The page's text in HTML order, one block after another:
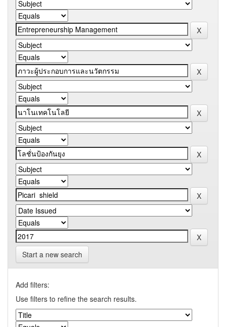
Start a new search
Add filters:
Use filters to refine the search results.